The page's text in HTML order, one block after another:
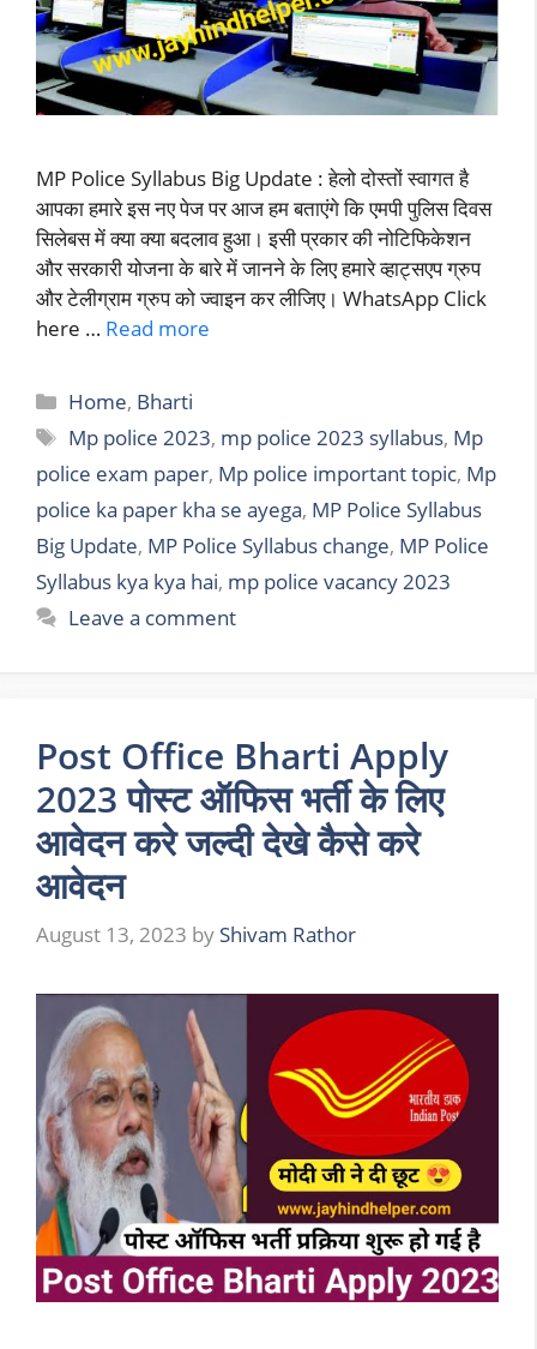
MP Police Syllabus Big Update : हेलो दोस्तों स्वागत है
आपका हमारे इस नए पेज पर आज हम बताएंगे कि एमपी पुलिस दिवस
सिलेबस में क्या क्या बदलाव हुआ। इसी प्रकार की नोटिफिकेशन
और सरकारी योजना के बारे में जानने के लिए हमारे व्हाट्सएप ग्रुप
और टेलीग्राम ग्रुप को ज्वाइन कर लीजिए। WhatsApp Click
here … Read more
Categories
Home, Bharti
Tags
Mp police 2023, mp police 2023 syllabus, Mp
police exam paper, Mp police important topic, Mp
police ka paper kha se ayega, MP Police Syllabus
Big Update, MP Police Syllabus change, MP Police
Syllabus kya kya hai, mp police vacancy 2023
Leave a comment
Post Office Bharti Apply
2023 पोस्ट ऑफिस भर्ती के लिए
आवेदन करे जल्दी देखे कैसे करे
आवेदन
August 13, 2023 by Shivam Rathor